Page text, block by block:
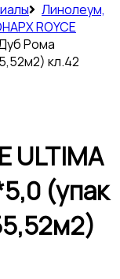
Линолеум,
ROYCE
Рома
кл.42
ULTIMA
(упак